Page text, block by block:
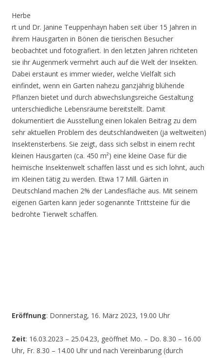
Herbe
rt und Dr. Janine Teuppenhayn haben seit über 15 Jahren in
ihrem Hausgarten in Bönen die tierischen Besucher
beobachtet und fotografiert. In den letzten Jahren richteten
sie ihr Augenmerk vermehrt auch auf die Welt der Insekten.
Dabei erstaunt es immer wieder, welche Vielfalt sich
einfindet, wenn ein Garten nahezu ganzjährig blühende
Pflanzen bietet und durch abwechslungsreiche Gestaltung
unterschiedliche Lebensräume bereitstellt. Damit
dokumentiert die Ausstellung einen lokalen Beitrag zu dem
sehr aktuellen Problem des deutschlandweiten (ja weltweiten)
Insektensterbens. Sie zeigt, dass sich selbst in einem recht
kleinen Hausgarten (ca. 450 m²) eine kleine Oase für die
heimische Insektenwelt schaffen lässt und es sich lohnt, auch
im Kleinen tätig zu werden. Etwa 17 Mill. Gärten in
Deutschland machen 2% der Landesfläche aus. Mit seinem
eigenen Garten kann jeder sogenannte Trittsteine für die
bedrohte Tierwelt schaffen.
Eröffnung: Donnerstag, 16. März 2023, 19.00 Uhr
Zeit: 16.03.2023 – 25.04.23, geöffnet Mo. – Do. 8.30 – 16.00
Uhr, Fr. 8.30 – 14.00 Uhr und nach Vereinbarung (durch